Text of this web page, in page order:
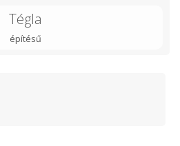
Tégla
építésű